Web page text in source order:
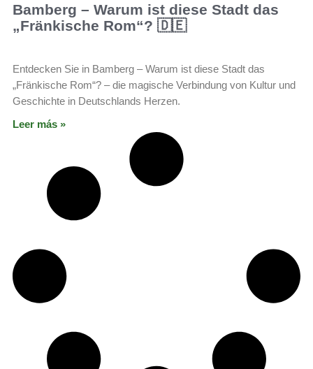
Bamberg – Warum ist diese Stadt das
„Fränkische Rom“? 🇩🇪
Entdecken Sie in Bamberg – Warum ist diese Stadt das
„Fränkische Rom“? – die magische Verbindung von Kultur und
Geschichte in Deutschlands Herzen.
Leer más »